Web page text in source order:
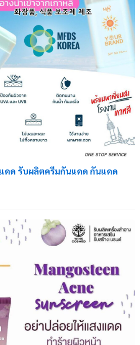
ดด รับผลิตครีมกันแดด กันแดด